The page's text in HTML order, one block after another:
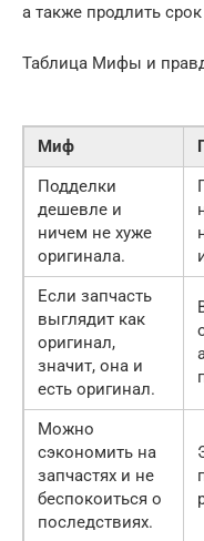
а также продлить
Таблица Мифы и
Миф
Подделки
дешевле и
ничем не хуже
оригинала.
Если запчасть
выглядит как
оригинал,
значит, она и
есть оригинал.
Можно
сэкономить на
запчастях и не
беспокоиться о
последствиях.